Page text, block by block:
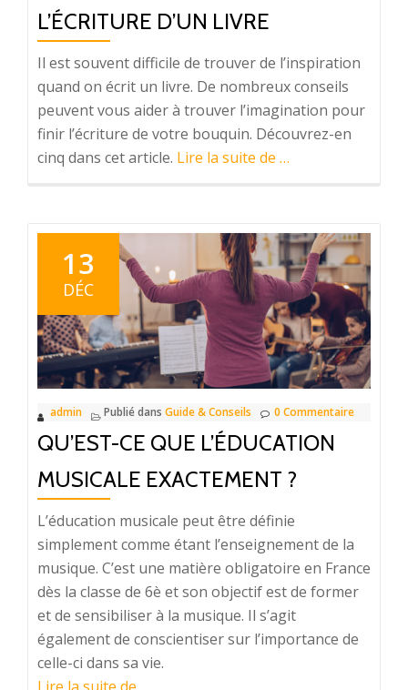
L’ÉCRITURE D’UN LIVRE
Il est souvent difficile de trouver de l’inspiration
quand on écrit un livre. De nombreux conseils
peuvent vous aider à trouver l’imagination pour
finir l’écriture de votre bouquin. Découvrez-en
cinq dans cet article. Lire la suite de à
trouver
l’imagination
lors
de
l’écriture
d’un
livre
…
13
DÉC
admin Publié dans Guide & Conseils 0 Commentaire
QU’EST-CE QUE L’ÉDUCATION
MUSICALE EXACTEMENT ?
L’éducation musicale peut être définie
simplement comme étant l’enseignement de la
musique. C’est une matière obligatoire en France
dès la classe de 6è et son objectif est de former
et de sensibiliser à la musique. Il s’agit
également de conscientiser sur l’importance de
celle-ci dans sa vie.